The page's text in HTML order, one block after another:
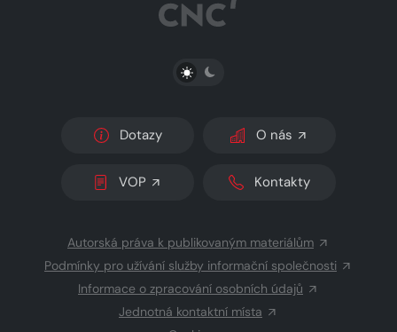
PŘEPNOUT SVĚTLÝ/TMAVÝ REŽIM
Dotazy O nás
VOP Kontakty
Autorská práva k publikovaným materiálům
Podmínky pro užívání služby informační společnosti
Informace o zpracování osobních údajů
Jednotná kontaktní místa